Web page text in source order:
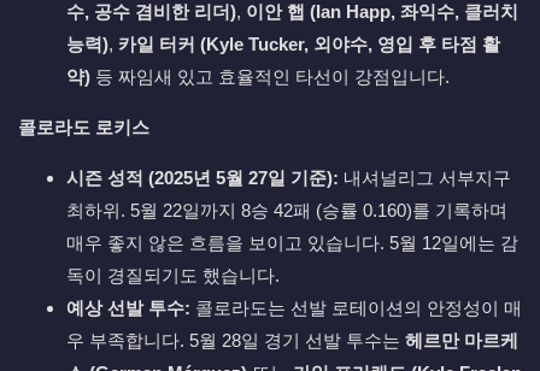
수, 공수 겸비한 리더), 이안 햅 (Ian Happ, 좌익수, 클러치
능력), 카일 터커 (Kyle Tucker, 외야수, 영입 후 타점 활
약) 등 짜임새 있고 효율적인 타선이 강점입니다.
콜로라도 로키스
시즌 성적 (2025년 5월 27일 기준): 내셔널리그 서부지구
최하위. 5월 22일까지 8승 42패 (승률 0.160)를 기록하며
매우 좋지 않은 흐름을 보이고 있습니다. 5월 12일에는 감
독이 경질되기도 했습니다.
예상 선발 투수: 콜로라도는 선발 로테이션의 안정성이 매
우 부족합니다. 5월 28일 경기 선발 투수는 헤르만 마르케